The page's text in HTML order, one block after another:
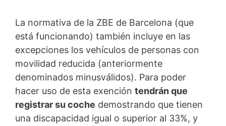
La normativa de la ZBE de Barcelona (que
está funcionando) también incluye en las
excepciones los vehículos de personas con
movilidad reducida (anteriormente
denominados minusválidos). Para poder
hacer uso de esta exención tendrán que
registrar su coche demostrando que tienen
una discapacidad igual o superior al 33%, y